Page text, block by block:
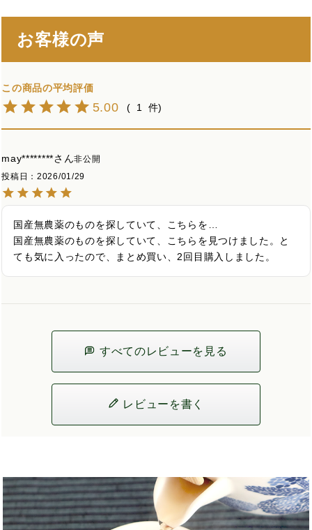
お客様の声
5.00 1
may********
非公開
投稿日
2026/01/29
国産無農薬のものを探していて、こちらを…
国産無農薬のものを探していて、こちらを見つけました。と
ても気に入ったので、まとめ買い、2回目購入しました。
すべてのレビューを見る
レビューを書く